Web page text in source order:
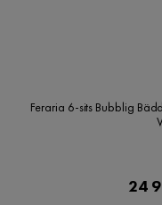
Feraria 6-sits Bubblig
24